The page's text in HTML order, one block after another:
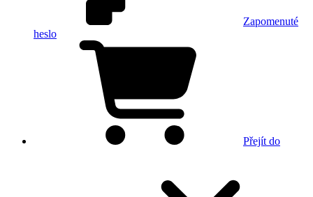
Zapomenuté
heslo
Přejít do